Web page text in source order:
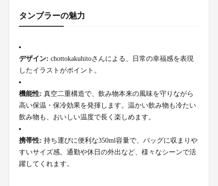
タンブラーの魅力
デザイン: chottokakuhitoさんによる、日常の幸福感を表現
したイラストがポイント。
機能性: 真空二重構造で、飲み物本来の風味を守りながら
高い保温・保冷効果を発揮します。温かい飲み物も冷たい
飲み物も、おいしい温度で長く楽しめます。
携帯性: 持ち運びに便利な350ml容量で、バッグに収まりや
すいサイズ感。通勤や休日の外出など、様々なシーンで活
躍してくれます。